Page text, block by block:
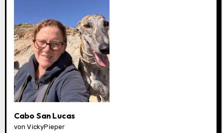
Cabo San Lucas
von VickyPieper